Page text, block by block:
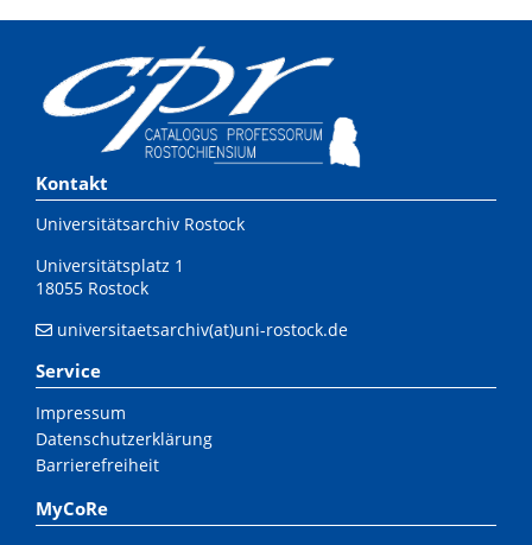
Kontakt
Universitätsarchiv Rostock
Universitätsplatz 1
18055 Rostock
universitaetsarchiv(at)uni-rostock.de
Service
Impressum
Datenschutzerklärung
Barrierefreiheit
MyCoRe